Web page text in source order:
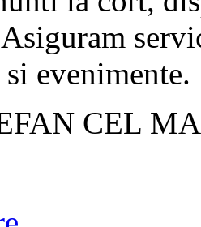
evenimente.
CEL